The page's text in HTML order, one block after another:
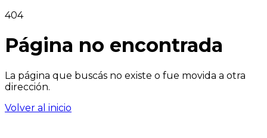
404
Página no encontrada
La página que buscás no existe o fue movida a otra
dirección.
Volver al inicio